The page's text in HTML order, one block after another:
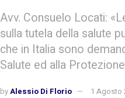
Avv. Consuelo Locati:
sulla tutela della salute
che in Italia sono
Salute ed alla
byAlessio Di Florio 1 Agosto